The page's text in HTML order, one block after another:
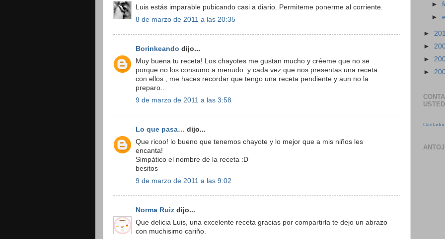
Luis estás imparable pubicando casi a diario. Permiteme ponerme al corriente.
8 de marzo de 2011 a las 20:35
Borinkeando dijo...
Muy buena tu receta! Los chayotes me gustan mucho y créeme que no se
porque no los consumo a menudo. y cada vez que nos presentas una receta
con ellos , me haces recordar que tengo una receta pendiente y aun no la
preparo..
9 de marzo de 2011 a las 3:58
Lo que pasa… dijo...
Que ricoo! lo bueno que tenemos chayote y lo mejor que a mis niños les
encanta!
Simpático el nombre de la receta :D
besitos
9 de marzo de 2011 a las 9:02
Norma Ruiz dijo...
Que delicia Luis, una excelente receta gracias por compartirla te dejo un abrazo
con muchisimo cariño.
►
►
►
►
►
►